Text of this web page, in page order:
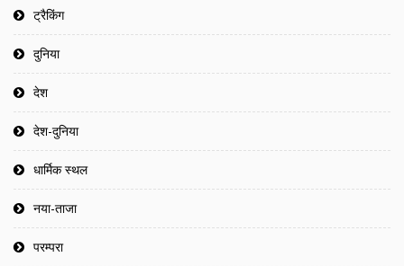
ट्रैकिंग
दुनिया
देश
देश-दुनिया
धार्मिक स्थल
नया-ताजा
परम्परा